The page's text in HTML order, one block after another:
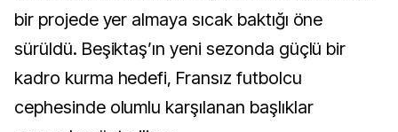
bir projede yer almaya sıcak baktığı öne
sürüldü. Beşiktaş’ın yeni sezonda güçlü bir
kadro kurma hedefi, Fransız futbolcu
cephesinde olumlu karşılanan başlıklar